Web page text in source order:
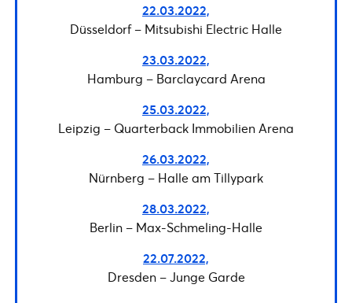
22.03.2022,
Düsseldorf – Mitsubishi Electric Halle
23.03.2022,
Hamburg – Barclaycard Arena
25.03.2022,
Leipzig – Quarterback Immobilien Arena
26.03.2022,
Nürnberg – Halle am Tillypark
28.03.2022,
Berlin – Max-Schmeling-Halle
22.07.2022,
Dresden – Junge Garde